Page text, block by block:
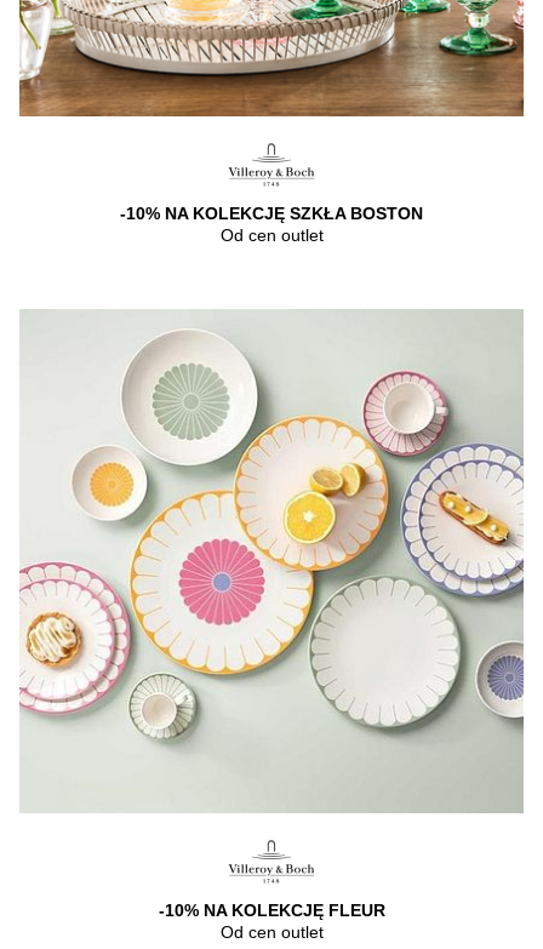
-10% NA KOLEKCJĘ SZKŁA BOSTON
Od cen outlet
-10% NA KOLEKCJĘ FLEUR
Od cen outlet